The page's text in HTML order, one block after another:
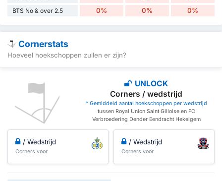
BTS No & over 2.5 0% 0% 0%
Cornerstats
Hoeveel hoekschoppen zullen er zijn?
UNLOCK
Corners / wedstrijd
* Gemiddeld aantal hoekschoppen per wedstrijd
tussen Royal Union Saint Gilloise en FC
Verbroedering Dender Eendracht Hekelgem
/ Wedstrijd
Corners voor
/ Wedstrijd
Corners voor